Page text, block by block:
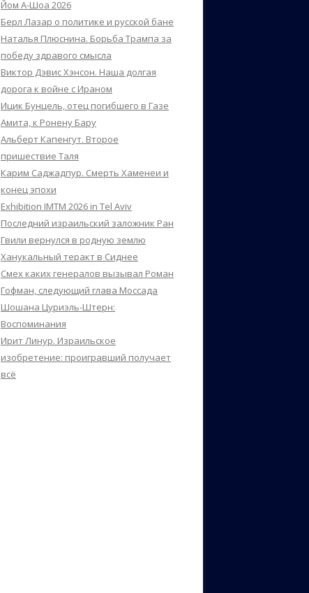
Йом А-Шоа 2026
Берл Лазар о политике и русской бане
Наталья Плюснина. Борьба Трампа за
победу здравого смысла
Виктор Дэвис Хэнсон. Наша долгая
дорога к войне с Ираном
Ицик Бунцель, отец погибшего в Газе
Амита, к Ронену Бару
Альберт Капенгут. Второе
пришествие Таля
Карим Саджадпур. Смерть Хаменеи и
конец эпохи
Exhibition IMTM 2026 in Tel Aviv
Последний израильский заложник Ран
Гвили вернулся в родную землю
Ханукальный теракт в Сиднее
Смех каких генералов вызывал Роман
Гофман, следующий глава Моссада
Шошана Цуриэль-Штерн:
Воспоминания
Ирит Линур. Израильское
изобретение: проигравший получает
всё